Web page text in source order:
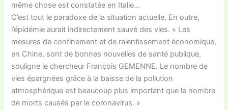
même chose est constatée en Italie…
C’est tout le paradoxe de la situation actuelle. En outre,
l’épidémie aurait indirectement sauvé des vies. « Les
mesures de confinement et de ralentissement économique,
en Chine, sont de bonnes nouvelles de santé publique,
souligne le chercheur François GEMENNE. Le nombre de
vies épargnées grâce à la baisse de la pollution
atmosphérique est beaucoup plus important que le nombre
de morts causés par le coronavirus. »